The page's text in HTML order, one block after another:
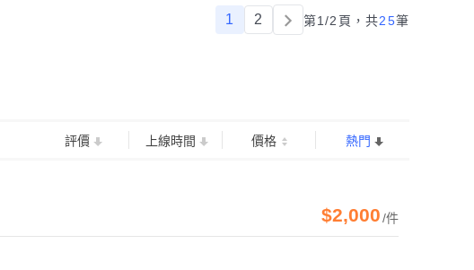
1 2 第1/2頁， 共25筆
評價 上線時間 價格 熱門
$2,000/件